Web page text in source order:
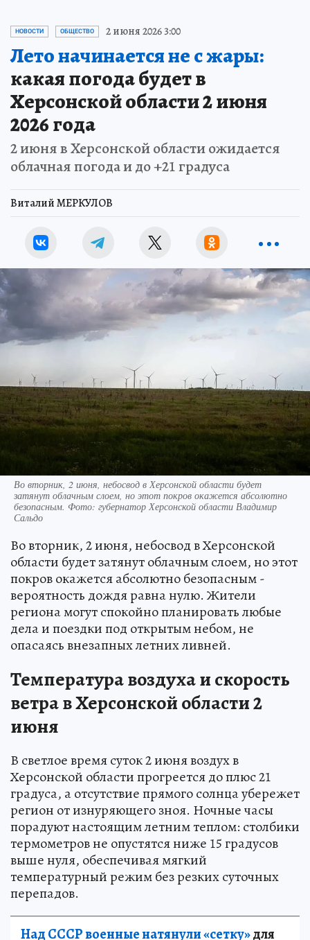
НОВОСТИ ОБЩЕСТВО 2 июня 2026 3:00
Лето начинается не с жары:
какая погода будет в
Херсонской области 2 июня
2026 года
2 июня в Херсонской области ожидается
облачная погода и до +21 градуса
Виталий МЕРКУЛОВ
Во вторник, 2 июня, небосвод в Херсонской области будет
затянут облачным слоем, но этот покров окажется абсолютно
безопасным. Фото: губернатор Херсонской области Владимир
Сальдо
Во вторник, 2 июня, небосвод в Херсонской
области будет затянут облачным слоем, но этот
покров окажется абсолютно безопасным -
вероятность дождя равна нулю. Жители
региона могут спокойно планировать любые
дела и поездки под открытым небом, не
опасаясь внезапных летних ливней.
Температура воздуха и скорость
ветра в Херсонской области 2
июня
В светлое время суток 2 июня воздух в
Херсонской области прогреется до плюс 21
градуса, а отсутствие прямого солнца убережет
регион от изнуряющего зноя. Ночные часы
порадуют настоящим летним теплом: столбики
термометров не опустятся ниже 15 градусов
выше нуля, обеспечивая мягкий
температурный режим без резких суточных
перепадов.
Над СССР военные натянули «сетку»для